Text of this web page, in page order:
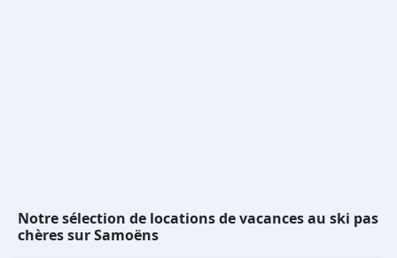
Notre sélection de locations de vacances au ski pas
chères sur Samoëns